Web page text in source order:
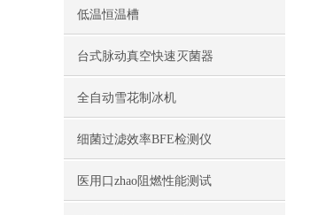
低温恒温槽
台式脉动真空快速灭菌器
全自动雪花制冰机
细菌过滤效率BFE检测仪
医用口zhao阻燃性能测试